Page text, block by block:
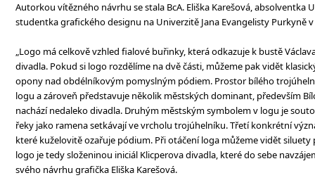
Autorkou vítězného návrhu se stala BcA. Eliška Karešová, absolventka
studentka grafického designu na Univerzitě Jana Evangelisty Purkyně
„Logo má celkově vzhled fialové buřinky, která odkazuje k bustě
divadla. Pokud si logo rozdělíme na dvě části, můžeme pak vidět
opony nad obdélníkovým pomyslným pódiem. Prostor bílého
logu a zároveň představuje několik městských dominant, především
nachází nedaleko divadla. Druhým městským symbolem v logu je
řeky jako ramena setkávají ve vrcholu trojúhelníku. Třetí konkrétní
které kuželovitě ozařuje pódium. Při otáčení loga můžeme vidět siluety
logo je tedy složeninou iniciál Klicperova divadla, které do sebe
svého návrhu grafička Eliška Karešová.